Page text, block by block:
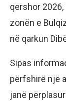
qershor 2026,
zonën e
në qarkun
Sipas
përfshirë një
janë